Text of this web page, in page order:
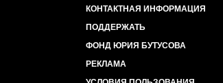
КОНТАКТНАЯ ИНФОРМАЦИЯ
ПОДДЕРЖАТЬ
ФОНД ЮРИЯ БУТУСОВА
РЕКЛАМА